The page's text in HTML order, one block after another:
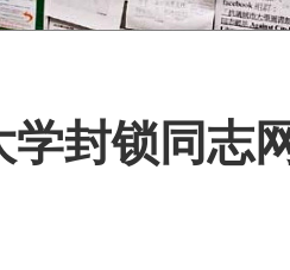
学封锁同志